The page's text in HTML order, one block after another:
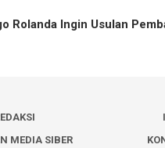
Rolanda Ingin Usulan
MEDIA SIBER